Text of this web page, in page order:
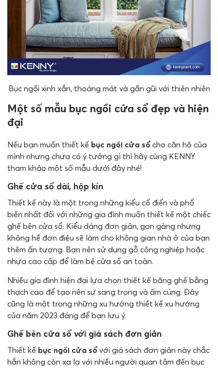
Bục ngồi xinh xắn, thoáng mát và gần gũi với thiên nhiên
Một số mẫu bục ngồi cửa sổ đẹp và hiện
đại
Nếu bạn muốn thiết kế bục ngồi cửa sổ cho căn hộ của
mình nhưng chưa có ý tưởng gì thì hãy cùng KENNY
tham khảo một số mẫu dưới đây nhé!
Ghế cửa sổ dài, hộp kín
Thiết kế này là một trong những kiểu cổ điển và phổ
biến nhất đối với những gia đình muốn thiết kế một chiếc
ghế bên cửa sổ. Kiểu dáng đơn giản, gọn gàng nhưng
không hề đơn điệu sẽ làm cho không gian nhà ở của bạn
thêm ấn tượng. Bạn nên sử dụng gỗ công nghiệp hoặc
nhựa cao cấp để làm bệ cửa sổ an toàn.
Nhiều gia đình hiện đại lựa chọn thiết kế băng ghế bằng
thạch cao để tạo nên sự sang trọng và ấm cúng. Đây
cũng là một trong những xu hướng thiết kế xu hướng
của năm 2023 đáng để bạn lưu ý.
Ghế bên cửa sổ với giá sách đơn giản
Thiết kế bục ngồi cửa sổ với giá sách đơn giản này chắc
hẳn không còn xa lạ với nhiều người quan tâm đến bục